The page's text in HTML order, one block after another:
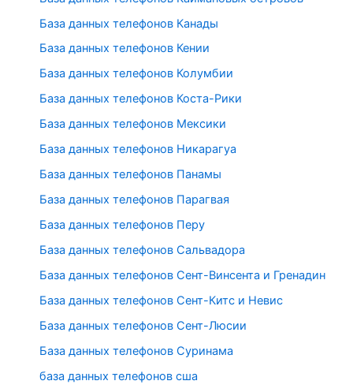
База данных телефонов Канады
База данных телефонов Кении
База данных телефонов Колумбии
База данных телефонов Коста-Рики
База данных телефонов Мексики
База данных телефонов Никарагуа
База данных телефонов Панамы
База данных телефонов Парагвая
База данных телефонов Перу
База данных телефонов Сальвадора
База данных телефонов Сент-Винсента и Гренадин
База данных телефонов Сент-Китс и Невис
База данных телефонов Сент-Люсии
База данных телефонов Суринама
база данных телефонов сша